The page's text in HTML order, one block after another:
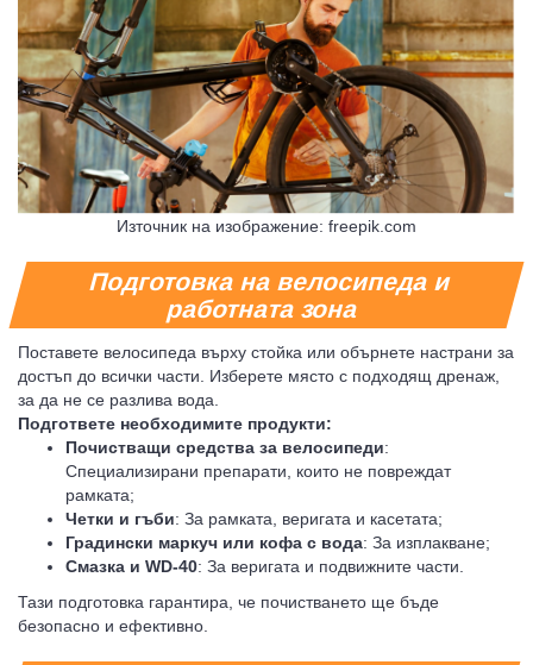
Източник на изображение: freepik.com
Подготовка на велосипеда и
работната зона
Поставете велосипеда върху стойка или обърнете настрани за
достъп до всички части. Изберете място с подходящ дренаж,
за да не се разлива вода.
Подгответе необходимите продукти:
Почистващи средства за велосипеди:
Специализирани препарати, които не повреждат
рамката;
Четки и гъби: За рамката, веригата и касетата;
Градински маркуч или кофа с вода: За изплакване;
Смазка и WD-40: За веригата и подвижните части.
Тази подготовка гарантира, че почистването ще бъде
безопасно и ефективно.